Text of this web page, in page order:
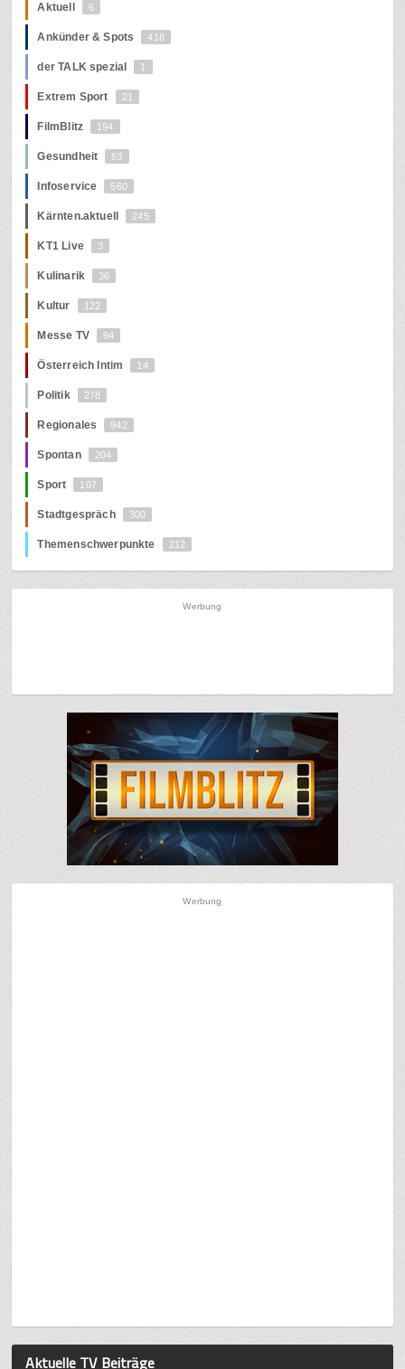
Aktuell 6
Ankünder & Spots 418
der TALK spezial 1
Extrem Sport 21
FilmBlitz 194
Gesundheit 63
Infoservice 560
Kärnten.aktuell 245
KT1 Live 3
Kulinarik 36
Kultur 122
Messe TV 94
Österreich Intim 14
Politik 278
Regionales 942
Spontan 204
Sport 107
Stadtgespräch 300
Themenschwerpunkte 212
Werbung
Werbung
Aktuelle TV Beiträge